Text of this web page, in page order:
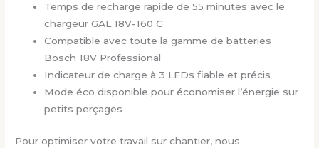
Temps de recharge rapide de 55 minutes avec le
chargeur GAL 18V-160 C
Compatible avec toute la gamme de batteries
Bosch 18V Professional
Indicateur de charge à 3 LEDs fiable et précis
Mode éco disponible pour économiser l’énergie sur
petits perçages
Pour optimiser votre travail sur chantier, nous